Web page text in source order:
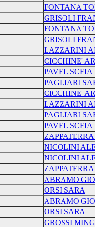
FONTANA
GRISOLI
FONTANA
GRISOLI
LAZZARINI
CICCHINE'
PAVEL SOFIA
PAGLIARI
CICCHINE'
LAZZARINI
PAGLIARI
PAVEL SOFIA
NICOLINI
NICOLINI
ABRAMO
ORSI SARA
ABRAMO
ORSI SARA
GROSSI